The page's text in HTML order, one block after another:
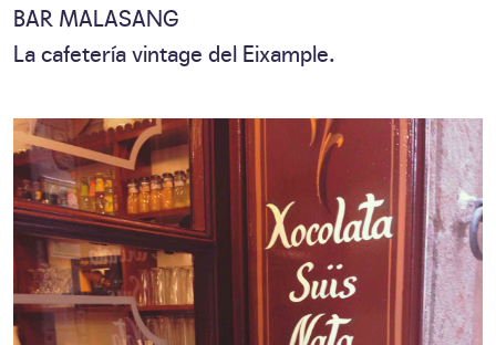
BAR MALASANG
La cafetería vintage del Eixample.